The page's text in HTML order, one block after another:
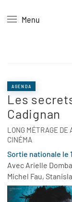
Skip to main
Menu
AGENDA
Les
Cadignan
LONG MÉTRAGE DE
CINÉMA
Sortie nationale le
Avec Arielle
Michel Fau,
Panneau de gestion